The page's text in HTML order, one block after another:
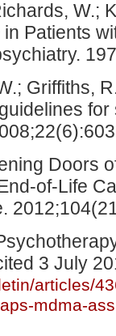
W.;
Patients
Griffiths,
for
Doors
of-Life
3 July
articles/
mdma-